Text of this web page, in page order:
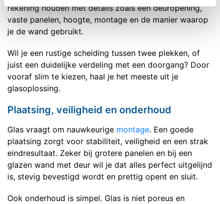
rekening houden met details zoals een deuropening,
vaste panelen, hoogte, montage en de manier waarop
je de wand gebruikt.
Wil je een rustige scheiding tussen twee plekken, of
juist een duidelijke verdeling met een doorgang? Door
vooraf slim te kiezen, haal je het meeste uit je
glasoplossing.
Plaatsing, veiligheid en onderhoud
Glas vraagt om nauwkeurige montage. Een goede
plaatsing zorgt voor stabiliteit, veiligheid en een strak
eindresultaat. Zeker bij grotere panelen en bij een
glazen wand met deur wil je dat alles perfect uitgelijnd
is, stevig bevestigd wordt en prettig opent en sluit.
Ook onderhoud is simpel. Glas is niet poreus en